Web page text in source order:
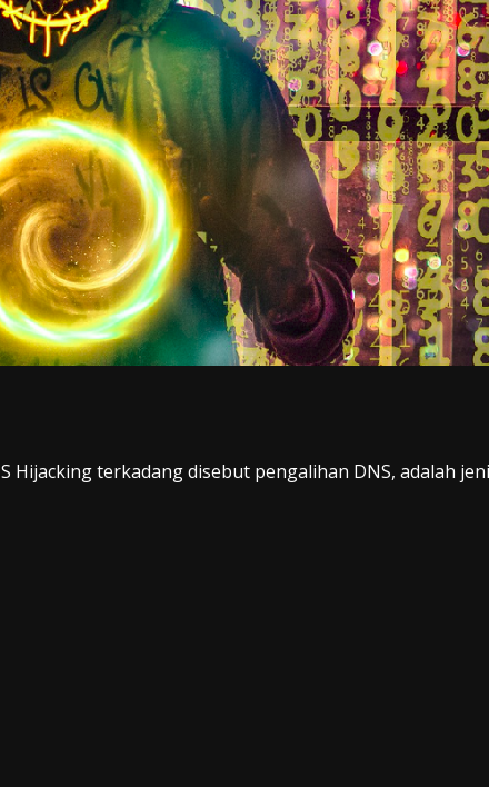
Hijacking terkadang disebut pengalihan DNS, adalah